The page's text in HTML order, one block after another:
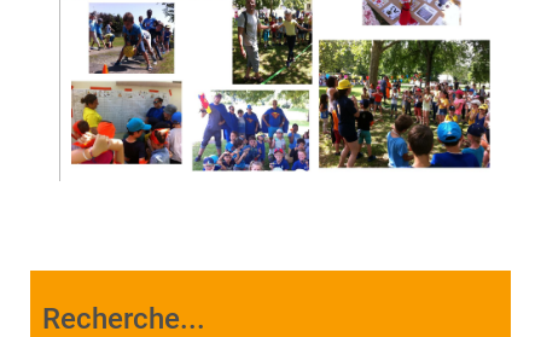
Recherche...